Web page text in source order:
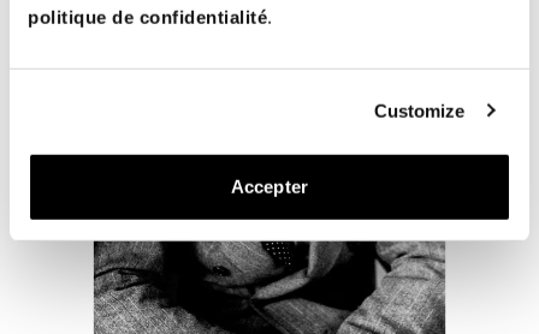
politique de confidentialité.
Customize
Accepter